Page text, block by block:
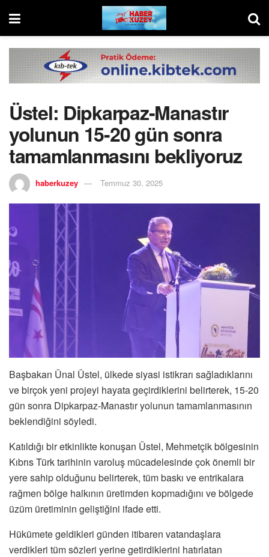
Üstel: Dipkarpaz-Manastır
yolunun 15-20 gün sonra
tamamlanmasını bekliyoruz
haberkuzey Temmuz 30, 2025
Başbakan Ünal Üstel, ülkede siyasi istikrarı sağladıklarını
ve birçok yeni projeyi hayata geçirdiklerini belirterek, 15-20
gün sonra Dipkarpaz-Manastır yolunun tamamlanmasının
beklendiğini söyledi.
Katıldığı bir etkinlikte konuşan Üstel, Mehmetçik bölgesinin
Kıbrıs Türk tarihinin varoluş mücadelesinde çok önemli bir
yere sahip olduğunu belirterek, tüm baskı ve entrikalara
rağmen bölge halkının üretimden kopmadığını ve bölgede
üzüm üretiminin geliştiğini ifade etti.
Hükümete geldikleri günden itibaren vatandaşlara
verdikleri tüm sözleri yerine getirdiklerini hatırlatan